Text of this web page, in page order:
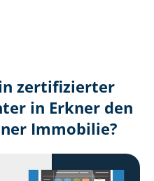
zertifizierter
in Erkner den
Immobilie?